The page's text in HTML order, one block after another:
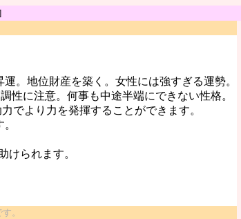
。地位財産を築く。女性には強すぎる運勢。
性に注意。何事も中途半端にできない性格。
でより力を発揮することができます。
けられます。
。